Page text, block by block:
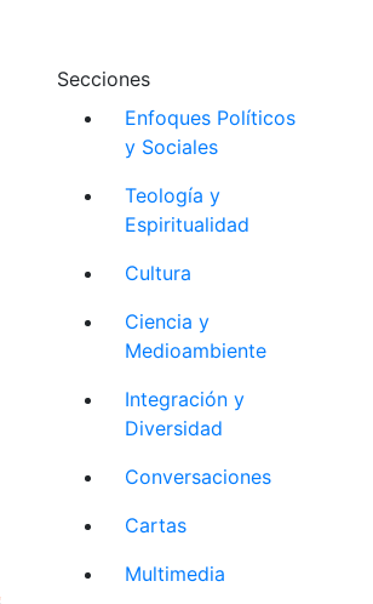
Secciones
Enfoques Políticos
y Sociales
Teología y
Espiritualidad
Cultura
Ciencia y
Medioambiente
Integración y
Diversidad
Conversaciones
Cartas
Multimedia